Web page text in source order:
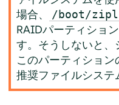
場合、
/boot/zipl
RAIDパーティショ
す。そうしないと、
このパーティション
推奨ファイルシステ